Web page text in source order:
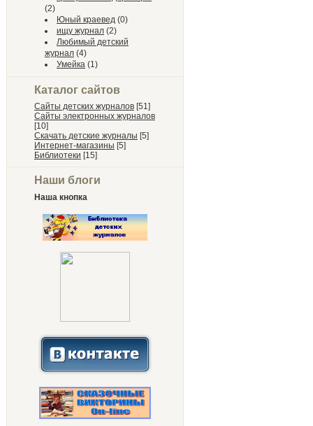
(2)
Юный краевед (0)
ищу журнал (2)
Любимый детский
журнал (4)
Умейка (1)
Каталог сайтов
Сайты детских журналов [51]
Сайты электронных журналов
[10]
Скачать детские журналы [5]
Интернет-магазины [5]
Библиотеки [15]
Наши блоги
Наша кнопка